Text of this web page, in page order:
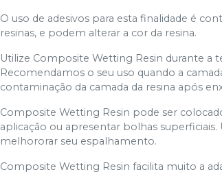
O uso de adesivos para esta finalidade é
resinas, e podem alterar a cor da resina.
Utilize Composite Wetting Resin durante a
Recomendamos o seu uso quando a
contaminação da camada da resina após
Composite Wetting Resin pode ser
aplicação ou apresentar bolhas
melhororar seu espalhamento.
Composite Wetting Resin facilita muito a